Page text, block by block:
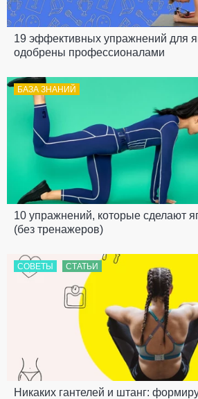
19 эффективных упражнений для
одобрены профессионалами
БАЗА ЗНАНИЙ
10 упражнений, которые сделают
(без тренажеров)
СОВЕТЫ СТАТЬИ
Никаких гантелей и штанг: